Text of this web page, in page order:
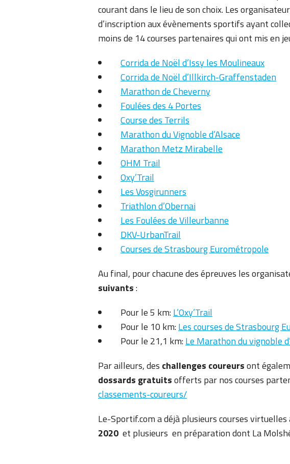
courant dans le lieu de son choix. Les
d’inscription aux évènements sportifs ayant
moins de 14 courses partenaires qui ont mis en
Corrida de Noël d’Issy les Moulineaux
Corrida de Noël d’Illkirch-Graffenstaden
Marathon de Cheverny
Foulées des 4 Portes
Course des Terrils
Marathon du Vignoble d’Alsace
Marathon Metz Mirabelle
OHM Trail
Oxy’Trail
Les Vosgirunners
Triathlon d’Obernai
Les Foulées de Villeurbanne
DKV-UrbanTrail
Courses de Strasbourg Eurométropole
Au final, pour chacune des épreuves les
suivants:
Pour le 5 km:L’Oxy’Trail
Pour le 10 km:Les courses de Strasbourg
Pour le 21,1 km:Le Marathon du vignoble
Par ailleurs, des challenges coureursont
dossards gratuitsofferts par nos courses
classements-coureurs/
Le-Sportif.com a déjà plusieurs courses
2020 et plusieurs en préparation dont La